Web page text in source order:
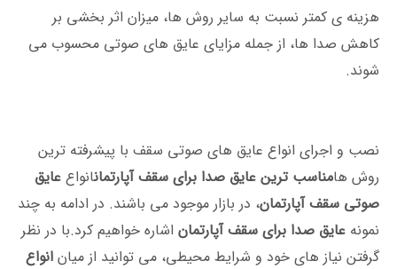
هزینه ی کمتر نسبت به سایر روش ها، میزان اثر بخشی بر
کاهش صدا ها، از جمله مزایای عایق های صوتی محسوب می
شوند.
نصب و اجرای انواع عایق های صوتی سقف با پیشرفته ترین
روش هامناسب ترین عایق صدا برای سقف آپارتمانانواع عایق
صوتی سقف آپارتمان، در بازار موجود می باشند. در ادامه به چند
نمونه عایق صدا برای سقف آپارتمان اشاره خواهیم کرد.با در نظر
گرفتن نیاز های خود و شرایط محیطی، می ‌توانید از میان انواع